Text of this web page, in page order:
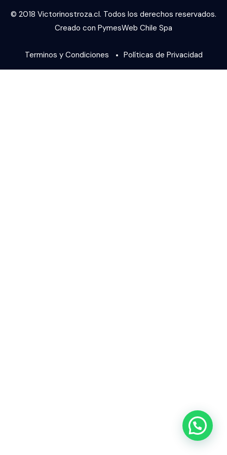
© 2018 Victorinostroza.cl. Todos los derechos reservados.
Creado con PymesWeb Chile Spa
Terminos y Condiciones Políticas de Privacidad